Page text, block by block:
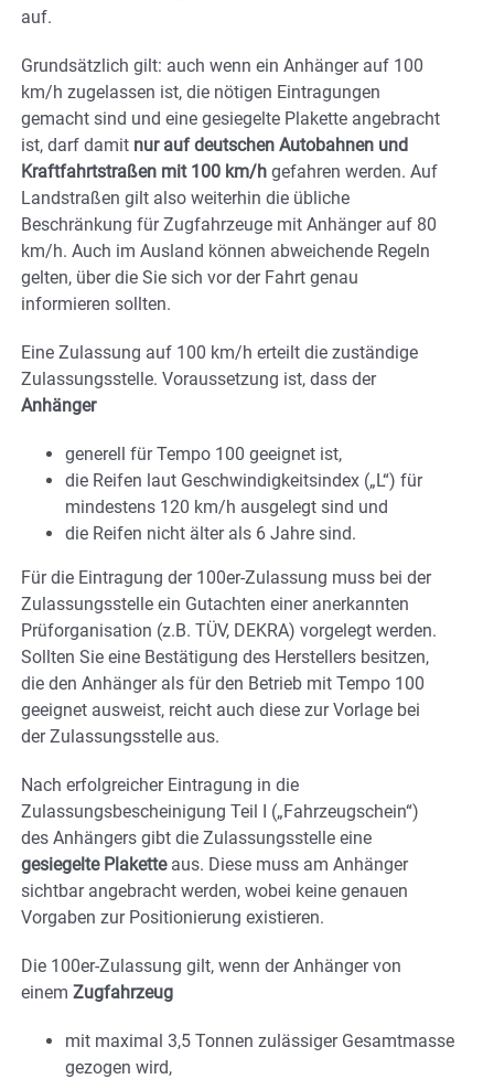
auf.
Grundsätzlich gilt: auch wenn ein Anhänger auf 100
km/h zugelassen ist, die nötigen Eintragungen
gemacht sind und eine gesiegelte Plakette angebracht
ist, darf damit nur auf deutschen Autobahnen und
Kraftfahrtstraßen mit 100 km/h gefahren werden. Auf
Landstraßen gilt also weiterhin die übliche
Beschränkung für Zugfahrzeuge mit Anhänger auf 80
km/h. Auch im Ausland können abweichende Regeln
gelten, über die Sie sich vor der Fahrt genau
informieren sollten.
Eine Zulassung auf 100 km/h erteilt die zuständige
Zulassungsstelle. Voraussetzung ist, dass der
Anhänger
generell für Tempo 100 geeignet ist,
die Reifen laut Geschwindigkeitsindex („L“) für
mindestens 120 km/h ausgelegt sind und
die Reifen nicht älter als 6 Jahre sind.
Für die Eintragung der 100er-Zulassung muss bei der
Zulassungsstelle ein Gutachten einer anerkannten
Prüforganisation (z.B. TÜV, DEKRA) vorgelegt werden.
Sollten Sie eine Bestätigung des Herstellers besitzen,
die den Anhänger als für den Betrieb mit Tempo 100
geeignet ausweist, reicht auch diese zur Vorlage bei
der Zulassungsstelle aus.
Nach erfolgreicher Eintragung in die
Zulassungsbescheinigung Teil I („Fahrzeugschein“)
des Anhängers gibt die Zulassungsstelle eine
gesiegelte Plaketteaus. Diese muss am Anhänger
sichtbar angebracht werden, wobei keine genauen
Vorgaben zur Positionierung existieren.
Die 100er-Zulassung gilt, wenn der Anhänger von
einem Zugfahrzeug
mit maximal 3,5 Tonnen zulässiger Gesamtmasse
gezogen wird,